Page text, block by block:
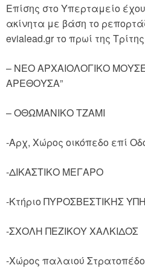
Επίσης στο Υπερταμείο
ακίνητα με βάση το
evialead.gr το πρωί της
– ΝΕΟ ΑΡΧΑΙΟΛΟΓΙΚΟ
ΑΡΕΘΟΥΣΑ”
– ΟΘΩΜΑΝΙΚΟ ΤΖΑΜΙ
-Αρχ, Χώρος οικόπεδο επί
-ΔΙΚΑΣΤΙΚΟ ΜΕΓΑΡΟ
-Κτήριο ΠΥΡΟΣΒΕΣΤΙΚΗΣ
-ΣΧΟΛΗ ΠΕΖΙΚΟΥ ΧΑΛΚΙΔΟΣ
-Χώρος παλαιού